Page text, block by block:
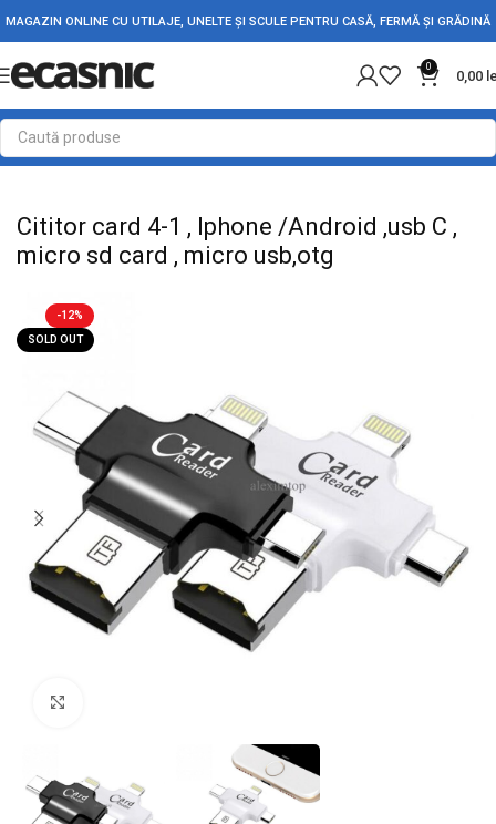
MAGAZIN ONLINE CU UTILAJE, UNELTE ȘI SCULE PENTRU CASĂ, FERMĂ ȘI GRĂDINĂ
0
0,00
Prima pagină Electrice Accesorii PC-Laptop-Telefon
Cititor card 4-1 , Iphone /Android ,usb C ,
micro sd card , micro usb,otg
-12%
SOLD OUT